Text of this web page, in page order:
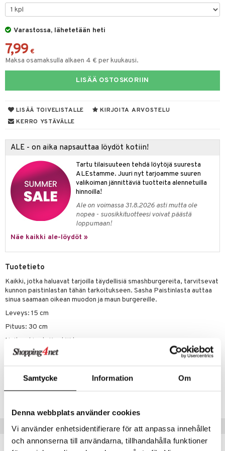
Samtycke Information Om
Denna webbplats använder cookies
Vi använder enhetsidentifierare för att anpassa innehållet
och annonserna till användarna, tillhandahålla funktioner
Varastossa, lähetetään heti
7,99 €
Maksa osamaksulla alkaen 4 € per kuukausi.
LISÄÄ OSTOSKORIIN
LISÄÄ TOIVELISTALLE
KIRJOITA ARVOSTELU
KERRO YSTÄVÄLLE
ALE - on aika napsauttaa löydöt kotiin!
Tartu tilaisuuteen tehdä löytöjä suuresta
ALEstamme. Juuri nyt tarjoamme suuren
valikoiman jännittäviä tuotteita alennetuilla
hinnoilla!
Ale on voimassa 31.8.2026 asti mutta ole
nopea - suosikkituotteesi voivat päästä
loppumaan!
Näe kaikki ale-löydöt »
Tuotetieto
Kaikki, jotka haluavat tarjoilla täydellisiä smashburgereita, tarvitsevat
kunnon paistinlastan tähän tarkoitukseen. Sasha Paistinlasta auttaa
sinua saamaan oikean muodon ja maun burgereille.
Leveys: 15 cm
Pituus: 30 cm
Hoito-ohjeet: Kestää konepesun
Materiaali: Ruostumaton teräs 420 + Muovi (PP)
Tuotenumero
Suositut tuotteet
& Vihannesveitset
sisustus
tarvikkeita
tekstiilit
koristelu
säilytys
tekstiilit
Saalit
& Tyynyliinat
& Peitot
& Koukut
& Korit
& Veistokset
& Lyhdyt
& Korit
tekstiilit
tekstiilit
tekstiilit
& Tyynyliinat
& Peitot
hyönteissuoja
& Lyhdyt
& vastauksia